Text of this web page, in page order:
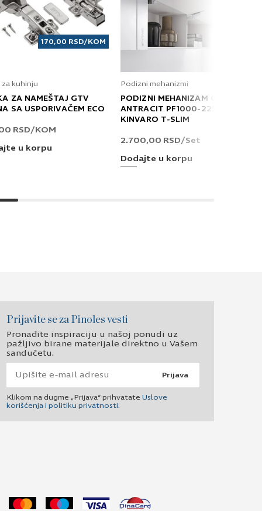
170,00 RSD/KOM
za kuhinju
ZA NAMEŠTAJ GTV
SA USPORIVAČEM ECO
RSD/KOM
u korpu
Podizni mehanizmi
PODIZNI MEHANIZAM GRASS
ANTRACIT PF1000-2250 T
KINVARO T-SLIM
2.700,00 RSD/Set
Dodajte u korpu
Prijavite se za Pinoles vesti
Pronađite inspiraciju u našoj ponudi uz
pažljivo birane materijale direktno u Vašem
sandučetu.
Prijava
Klikom na dugme „Prijava“ prihvatate Uslove
korišćenja i politiku privatnosti.